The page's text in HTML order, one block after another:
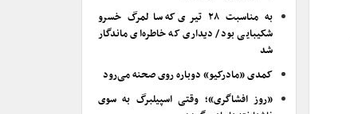
به مناسبت ۲۸ تیری که سالمرگ خسرو
شکیبایی بود/ دیداری که خاطره‌ای ماندگار
شد
کمدی «مادرکیو» دوباره روی صحنه می‌رود
«روز افشاگری»؛ وقتی اسپیلبرگ به سوی